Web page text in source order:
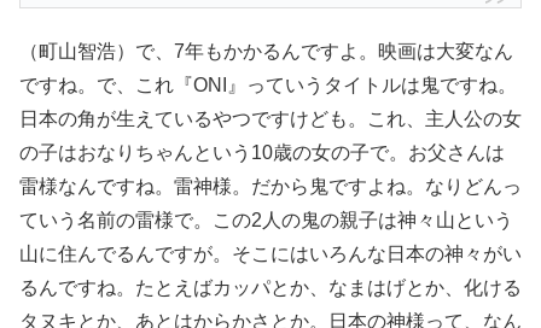
（町山智浩）で、7年もかかるんですよ。映画は大変なん
ですね。で、これ『ONI』っていうタイトルは鬼ですね。
日本の角が生えているやつですけども。これ、主人公の女
の子はおなりちゃんという10歳の女の子で。お父さんは
雷様なんですね。雷神様。だから鬼ですよね。なりどんっ
ていう名前の雷様で。この2人の鬼の親子は神々山という
山に住んでるんですが。そこにはいろんな日本の神々がい
るんですね。たとえばカッパとか、なまはげとか、化ける
タヌキとか、あとはからかさとか。日本の神様って、なん